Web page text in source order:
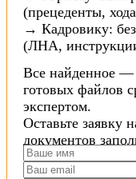
(прецеденты,
→ Кадровику:
(ЛНА,
Все найденное
готовых файлов
экспертом.
Оставьте заявку
документов